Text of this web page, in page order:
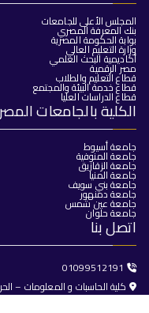
المجلس الأعلى للجامعات
بنك المعرفة المصري
بوابة الحكومة المصرية
وزارة التعليم العالي
أكاديمية البحث العلمي
مصر الرقمية
قطاع التعليم والطلاب
قطاع خدمة البيئة والمجتمع
قطاع الدراسات العليا
الكلية بالجامعات
جامعة أسيوط
جامعة المنوفية
جامعة الزقازيق
جامعة المنيا
جامعة بني سويف
جامعة دمنهور
جامعة عين شمس
جامعة حلوان
اتصل بنا
01099512191
كلية الحاسبات و المعلومات –